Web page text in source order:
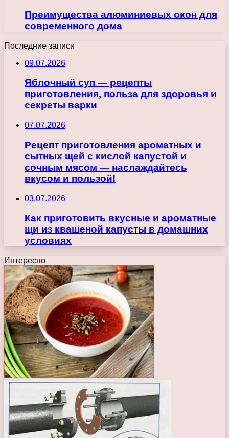
Преимущества алюминиевых окон для
современного дома
Последние записи
09.07.2026
Яблочный суп — рецепты
приготовления, польза для здоровья и
секреты варки
07.07.2026
Рецепт приготовления ароматных и
сытных щей с кислой капустой и
сочным мясом — наслаждайтесь
вкусом и пользой!
03.07.2026
Как приготовить вкусные и ароматные
щи из квашеной капусты в домашних
условиях
Интересно